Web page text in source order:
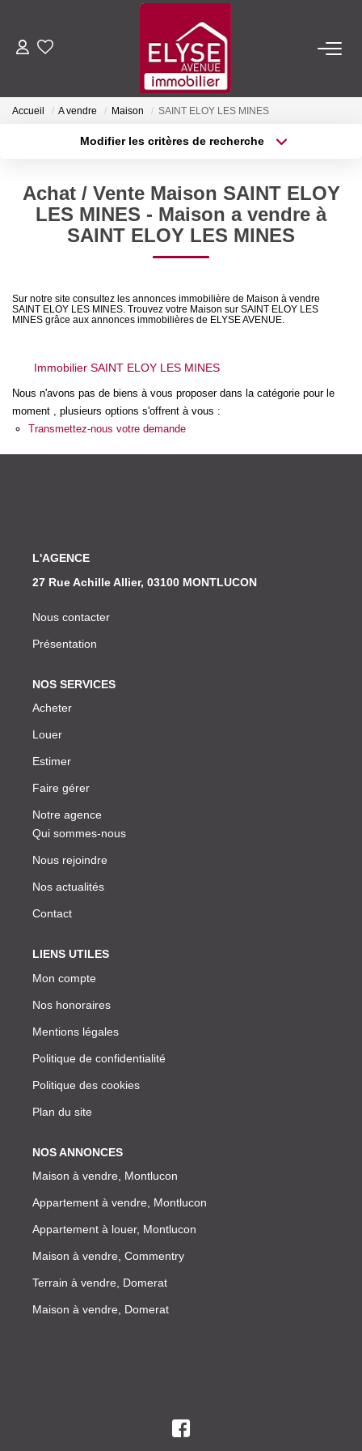
ACHETER
FAIRE GÉRER
Qui Sommes-Nous
Nos Actualités
CONTACT
Accueil A vendre Maison SAINT ELOY LES MINES
Modifier les critères de recherche
Sélectionnez...
Type de bien
Achat / Vente Maison SAINT ELOY
LES MINES - Maison a vendre à
SAINT ELOY LES MINES
Sur notre site consultez les annonces immobilière de Maison à vendre
SAINT ELOY LES MINES. Trouvez votre Maison sur SAINT ELOY LES
MINES grâce aux annonces immobilières de ELYSE AVENUE.
Immobilier SAINT ELOY LES MINES
Nous n'avons pas de biens à vous proposer dans la catégorie pour le
moment , plusieurs options s'offrent à vous :
Transmettez-nous votre demande
L'AGENCE
27 Rue Achille Allier, 03100 MONTLUCON
Nous contacter
Présentation
NOS SERVICES
Acheter
Louer
Estimer
Faire gérer
Notre agence
Qui sommes-nous
Nous rejoindre
Nos actualités
Contact
LIENS UTILES
Mon compte
Nos honoraires
Mentions légales
Politique de confidentialité
Politique des cookies
Plan du site
NOS ANNONCES
Maison à vendre, Montlucon
Appartement à vendre, Montlucon
Appartement à louer, Montlucon
Maison à vendre, Commentry
Terrain à vendre, Domerat
Maison à vendre, Domerat